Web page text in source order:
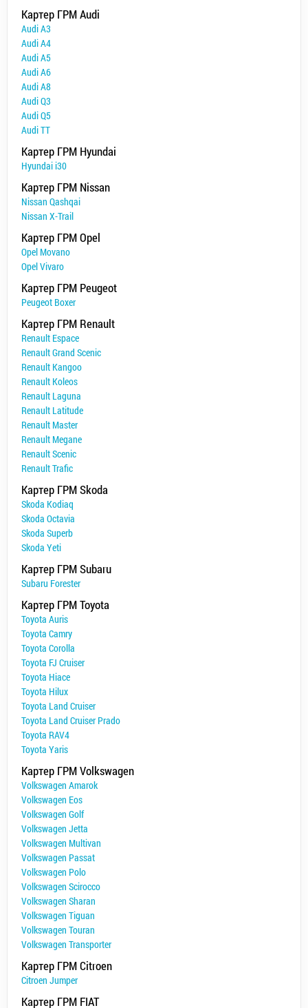
Картер ГРМ Audi
Audi A3
Audi A4
Audi A5
Audi A6
Audi A8
Audi Q3
Audi Q5
Audi TT
Картер ГРМ Hyundai
Hyundai i30
Картер ГРМ Nissan
Nissan Qashqai
Nissan X-Trail
Картер ГРМ Opel
Opel Movano
Opel Vivaro
Картер ГРМ Peugeot
Peugeot Boxer
Картер ГРМ Renault
Renault Espace
Renault Grand Scenic
Renault Kangoo
Renault Koleos
Renault Laguna
Renault Latitude
Renault Master
Renault Megane
Renault Scenic
Renault Trafic
Картер ГРМ Skoda
Skoda Kodiaq
Skoda Octavia
Skoda Superb
Skoda Yeti
Картер ГРМ Subaru
Subaru Forester
Картер ГРМ Toyota
Toyota Auris
Toyota Camry
Toyota Corolla
Toyota FJ Cruiser
Toyota Hiace
Toyota Hilux
Toyota Land Cruiser
Toyota Land Cruiser Prado
Toyota RAV4
Toyota Yaris
Картер ГРМ Volkswagen
Volkswagen Amarok
Volkswagen Eos
Volkswagen Golf
Volkswagen Jetta
Volkswagen Multivan
Volkswagen Passat
Volkswagen Polo
Volkswagen Scirocco
Volkswagen Sharan
Volkswagen Tiguan
Volkswagen Touran
Volkswagen Transporter
Картер ГРМ Citroen
Citroen Jumper
Картер ГРМ FIAT